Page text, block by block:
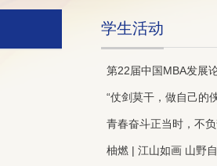
学生活动
第22届中国MBA发展
“仗剑莫干，做自己的
青春奋斗正当时，不
柚燃 | 江山如画 山野